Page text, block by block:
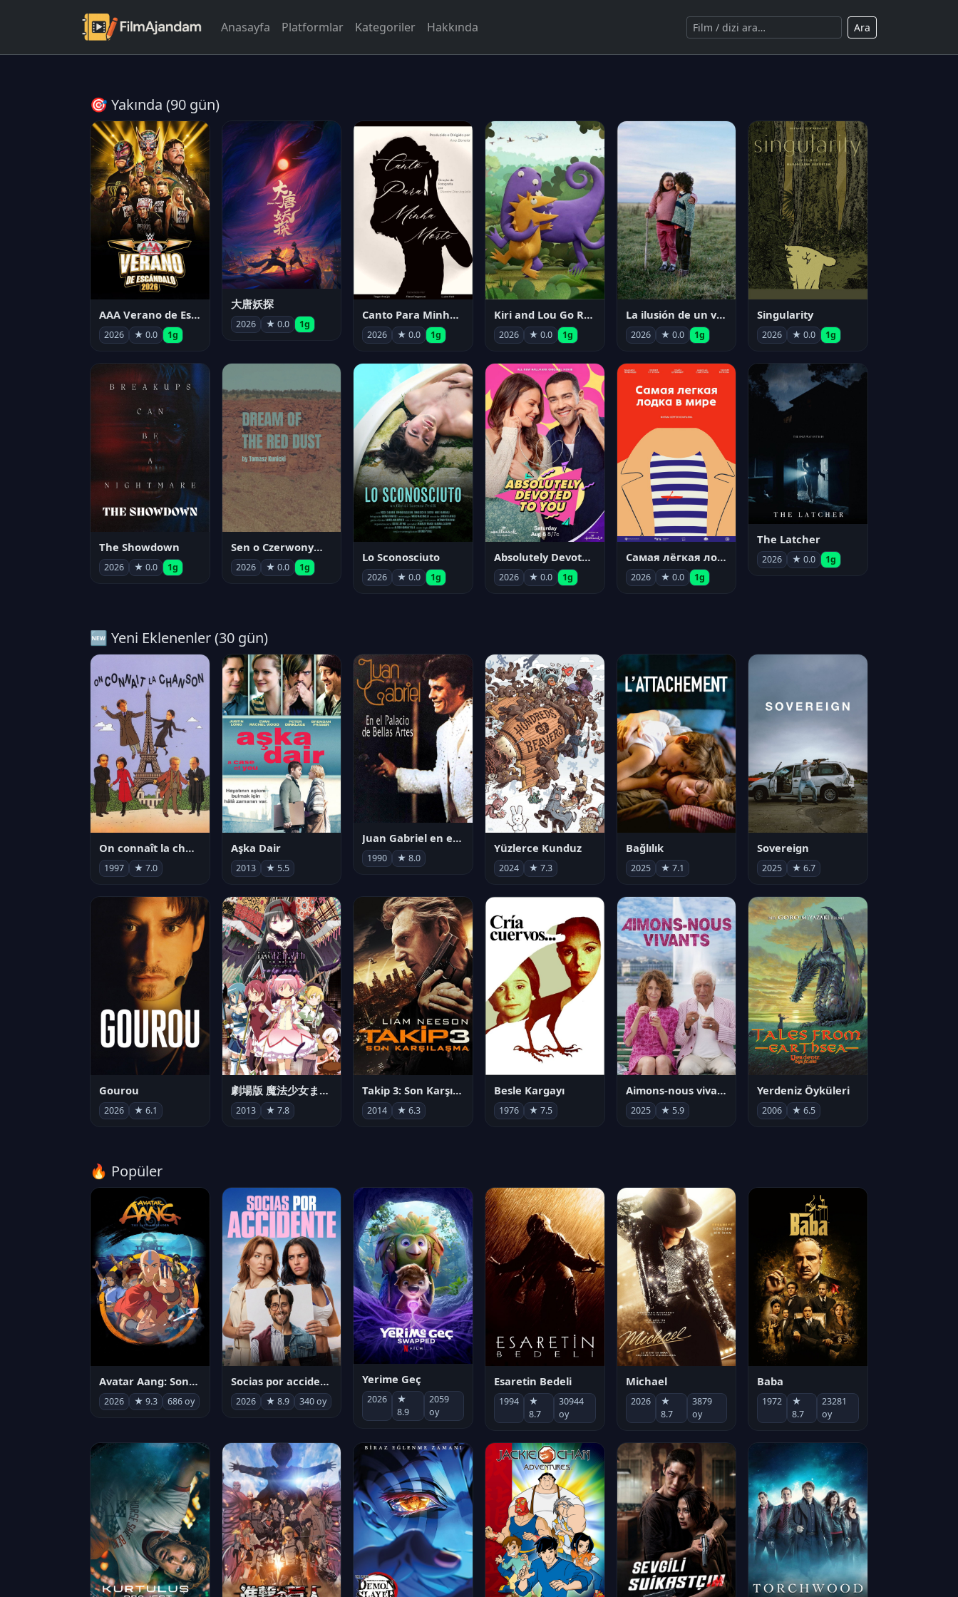
Anasayfa Platformlar Kategoriler Hakkında Ara
🎯 Yakında (90 gün)
AAA Verano de Escándalo 2026 - Week 3
2026 ★ 0.0 1g
大唐妖探
2026 ★ 0.0 1g
Canto Para Minha Morte
2026 ★ 0.0 1g
Kiri and Lou Go Raaa!
2026 ★ 0.0 1g
La ilusión de un verano sin fin
2026 ★ 0.0 1g
Singularity
2026 ★ 0.0 1g
The Showdown
2026 ★ 0.0 1g
Sen o Czerwonym Pyle
2026 ★ 0.0 1g
Lo Sconosciuto
2026 ★ 0.0 1g
Absolutely Devoted to You
2026 ★ 0.0 1g
Самая лёгкая лодка в мире
2026 ★ 0.0 1g
The Latcher
2026 ★ 0.0 1g
🆕 Yeni Eklenenler (30 gün)
On connaît la chanson
1997 ★ 7.0
Aşka Dair
2013 ★ 5.5
Juan Gabriel en el Palacio de Bellas Artes
1990 ★ 8.0
Yüzlerce Kunduz
2024 ★ 7.3
Bağlılık
2025 ★ 7.1
Sovereign
2025 ★ 6.7
Gourou
2026 ★ 6.1
劇場版 魔法少女まどか☆マギカ[新編]叛逆の物語
2013 ★ 7.8
Takip 3: Son Karşılaşma
2014 ★ 6.3
Besle Kargayı
1976 ★ 7.5
Aimons-nous vivants
2025 ★ 5.9
Yerdeniz Öyküleri
2006 ★ 6.5
🔥 Popüler
Avatar Aang: Son Havabükücü
2026 ★ 9.3 686 oy
Socias por accidente
2026 ★ 8.9 340 oy
Yerime Geç
2026
★
8.9
2059
oy
Esaretin Bedeli
1994
★
8.7
30944
oy
Michael
2026
★
8.7
3879
oy
Baba
1972
★
8.7
23281
oy